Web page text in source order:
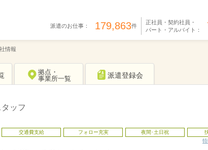
派遣のお仕事： 179,863件
正社員・契約社員・
パート・アルバイト：
情報
拠点・
事業所一覧
派遣登録会
ッフ
交通費支給 フォロー充実 夜間･土日祝